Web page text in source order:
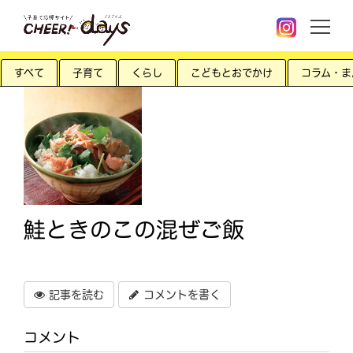
すべて 子育て くらし こどもとおでかけ コラム・
鮭ときのこの混ぜご飯
記事を読む コメントを書く
コメント